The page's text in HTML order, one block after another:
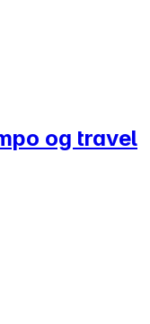
og travel